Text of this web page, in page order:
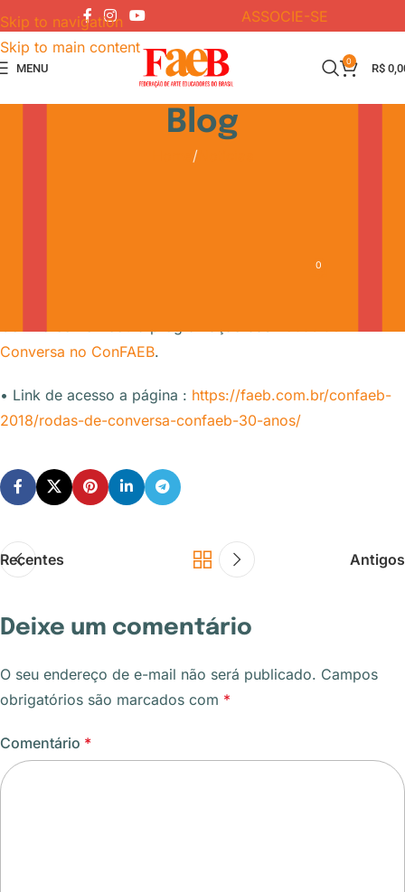
Skip to navigation
Skip to main content
ASSOCIE-SE
MENU 0 R$
Blog
0
Conversa no ConFAEB.
• Link de acesso a página : https://faeb.com.br/confaeb-
2018/rodas-de-conversa-confaeb-30-anos/
Recentes Antigos
Deixe um comentário
O seu endereço de e-mail não será publicado. Campos
obrigatórios são marcados com *
Comentário *